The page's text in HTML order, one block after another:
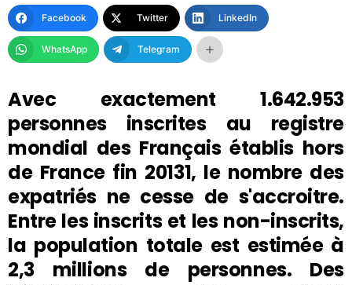
Facebook Twitter LinkedIn
WhatsApp Telegram
Avec exactement 1.642.953
personnes inscrites au registre
mondial des Français établis hors
de France fin 20131, le nombre des
expatriés ne cesse de s'accroitre.
Entre les inscrits et les non-inscrits,
la population totale est estimée à
2,3 millions de personnes. Des